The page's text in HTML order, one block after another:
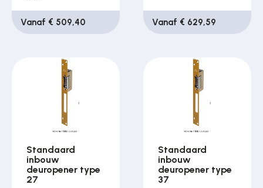
Vanaf € 509,40 Vanaf € 629,59
Standaard
inbouw
deuropener type
27
Standaard
inbouw
deuropener type
37